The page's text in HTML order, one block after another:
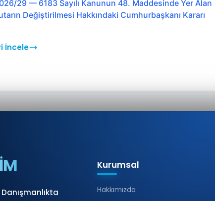
29 — 6183 Sayılı Kanunun 48. Maddesinde Yer Alan
Değiştirilmesi Hakkındaki Cumhurbaşkanı Kararı
İncele
Kurumsal
Hakkımızda